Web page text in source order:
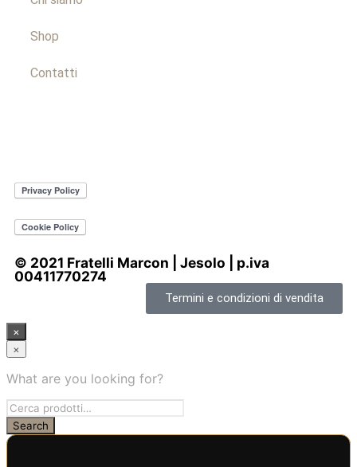
Shop
Contatti
© 2021 Fratelli Marcon | Jesolo | p.iva
00411770274
Termini e condizioni di vendita
×
×
What are you looking for?